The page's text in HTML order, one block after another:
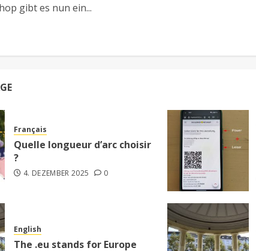
gibt es nun ein...
Français
Quelle longueur d’arc choisir
?
4. DEZEMBER 2025 0
English
The .eu stands for Europe